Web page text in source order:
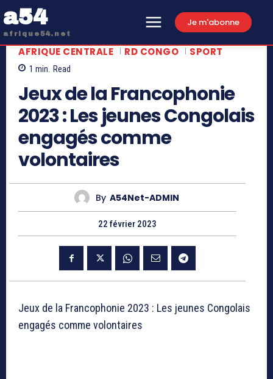
a54
afrique54.net
Je m'abonne
AFRIQUE CENTRALE RD CONGO SPORT
1 min. Read
Jeux de la Francophonie
2023 : Les jeunes Congolais
engagés comme
volontaires
By A54Net-ADMIN
22 février 2023
Jeux de la Francophonie 2023 : Les jeunes Congolais
engagés comme volontaires